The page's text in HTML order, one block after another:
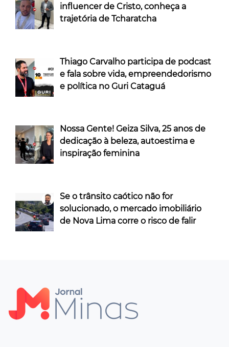
influencer de Cristo, conheça a
trajetória de Tcharatcha
Thiago Carvalho participa de podcast
e fala sobre vida, empreendedorismo
e política no Guri Cataguá
Nossa Gente! Geiza Silva, 25 anos de
dedicação à beleza, autoestima e
inspiração feminina
Se o trânsito caótico não for
solucionado, o mercado imobiliário
de Nova Lima corre o risco de falir